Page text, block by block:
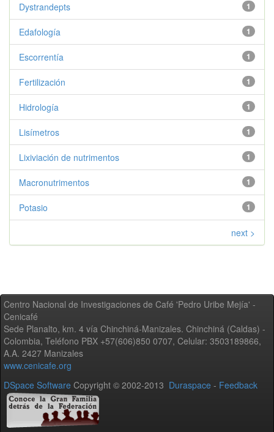
1
Dystrandepts
1
Edafología
1
Escorrentía
1
Fertilización
1
Hidrología
1
Lisímetros
1
Lixiviación de nutrimentos
1
Macronutrimentos
1
Potasio
next >
Centro Nacional de Investigaciones de Café 'Pedro Uribe Mejía' -
Cenicafé
Sede Planalto, km. 4 vía Chinchiná-Manizales. Chinchiná (Caldas) -
Colombia, Teléfono PBX +57(606)850 0707, Celular: 3503189866,
A.A. 2427 Manizales
www.cenicafe.org
DSpace Software Copyright © 2002-2013 Duraspace - Feedback